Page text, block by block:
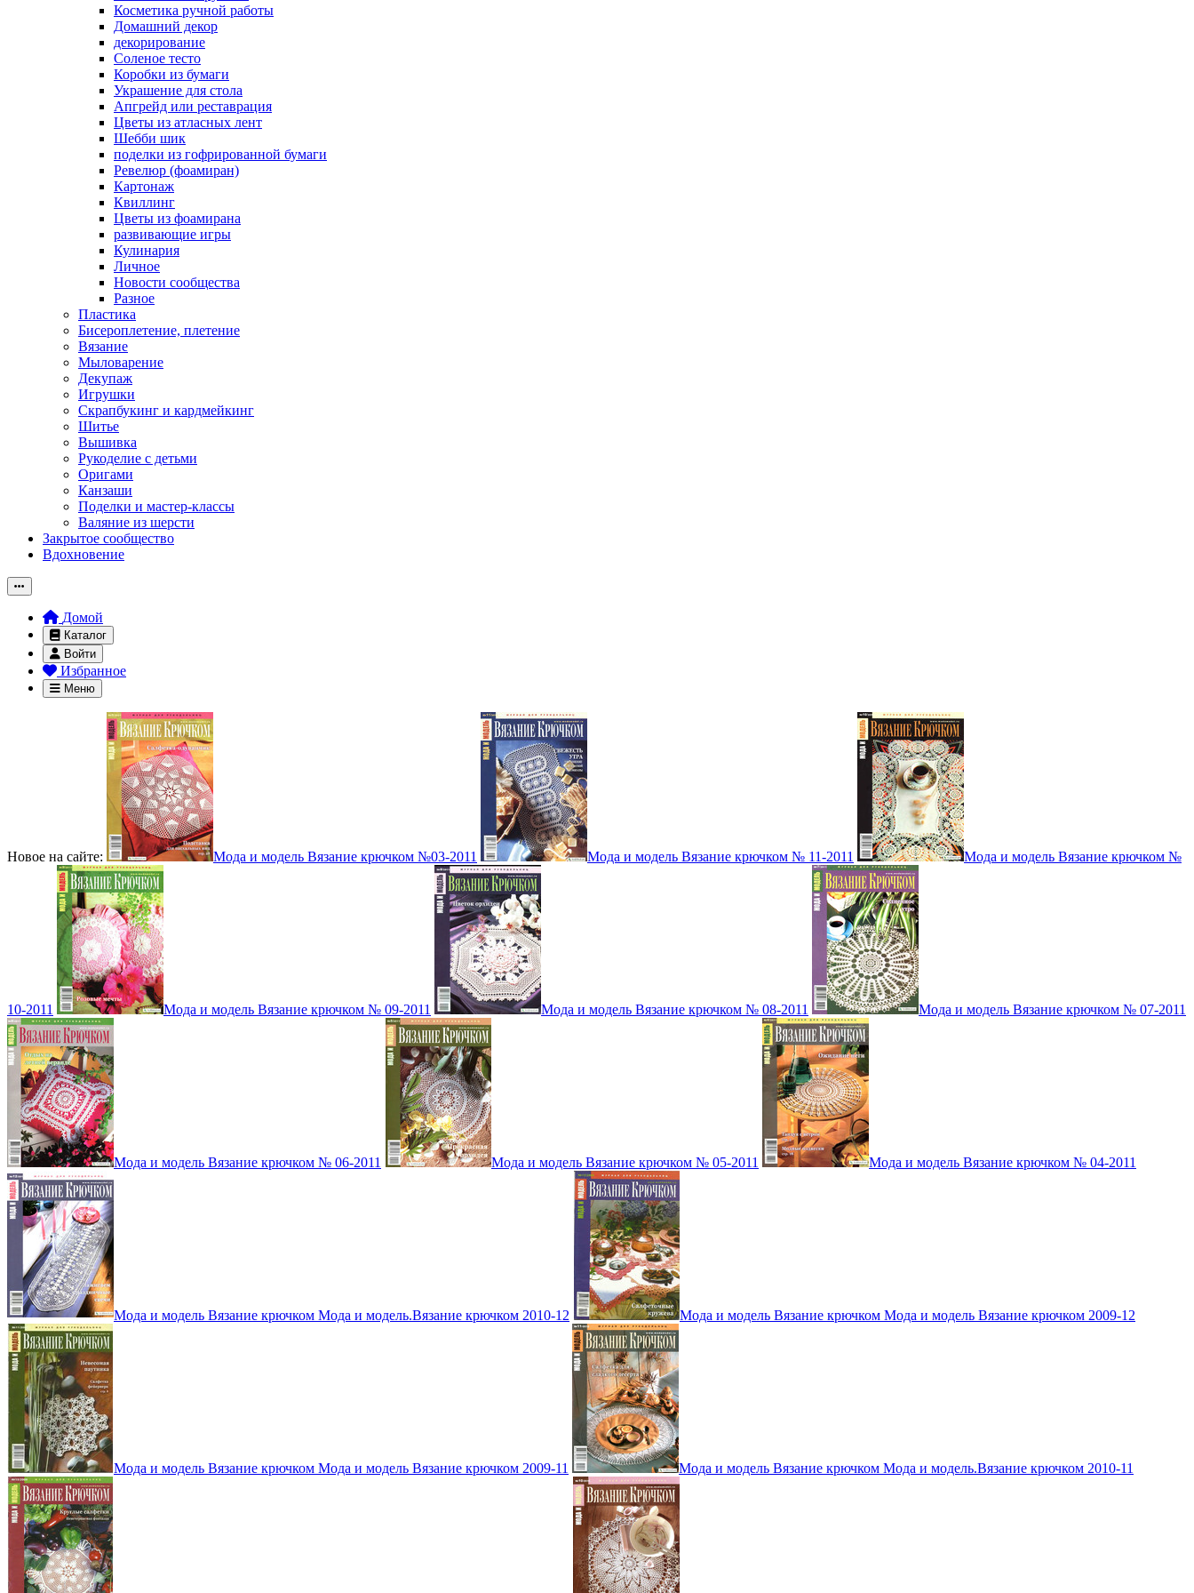
Косметика ручной работы
Домашний декор
декорирование
Соленое тесто
Коробки из бумаги
Украшение для стола
Апгрейд или реставрация
Цветы из атласных лент
Шебби шик
поделки из гофрированной бумаги
Ревелюр (фоамиран)
Картонаж
Квиллинг
Цветы из фоамирана
развивающие игры
Кулинария
Личное
Новости сообщества
Разное
Пластика
Бисероплетение, плетение
Вязание
Мыловарение
Декупаж
Игрушки
Скрапбукинг и кардмейкинг
Шитье
Вышивка
Рукоделие с детьми
Оригами
Канзаши
Поделки и мастер-классы
Валяние из шерсти
Закрытое сообщество
Вдохновение
Домой
Каталог
Войти
Избранное
Меню
Новое на сайте: Мода и модель Вязание крючком №03-2011 Мода и модель Вязание крючком № 11-2011 Мода и модель Вязание крючком №
10-2011 Мода и модель Вязание крючком № 09-2011 Мода и модель Вязание крючком № 08-2011 Мода и модель Вязание крючком № 07-2011
Мода и модель Вязание крючком № 06-2011 Мода и модель Вязание крючком № 05-2011 Мода и модель Вязание крючком № 04-2011
Мода и модель Вязание крючком Мода и модель.Вязание крючком 2010-12 Мода и модель Вязание крючком Мода и модель Вязание крючком 2009-12
Мода и модель Вязание крючком Мода и модель Вязание крючком 2009-11 Мода и модель Вязание крючком Мода и модель.Вязание крючком 2010-11